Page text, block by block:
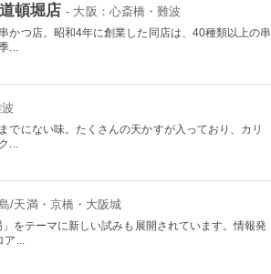
頓堀店 - 大阪：心斎橋・難波
かつ店。昭和4年に創業した同店は、40種類以上の串
...
でにない味。たくさんの天かすが入っており、カリ
...
/天満・京橋・大阪城
をテーマに新しい試みも展開されています。情報発
ア...